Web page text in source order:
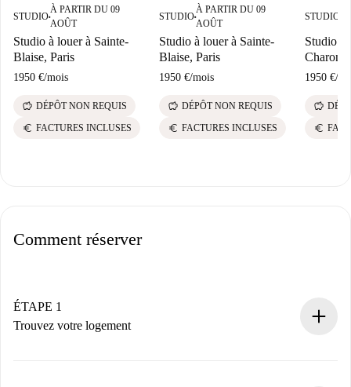
STUDIO■
À PARTIR DU 09
AOÛT
Studio à louer à Sainte-
Blaise, Paris
1950 €/mois
savings DÉPÔT NON REQUIS
euro FACTURES INCLUSES
STUDIO■
À PARTIR DU 09
AOÛT
Studio à louer à Sainte-
Blaise, Paris
1950 €/mois
savings DÉPÔT NON REQUIS
euro FACTURES INCLUSES
STUDIO
Studio à
1950 €/
savings
euro
Comment réserver
ÉTAPE 1
Trouvez votre logement